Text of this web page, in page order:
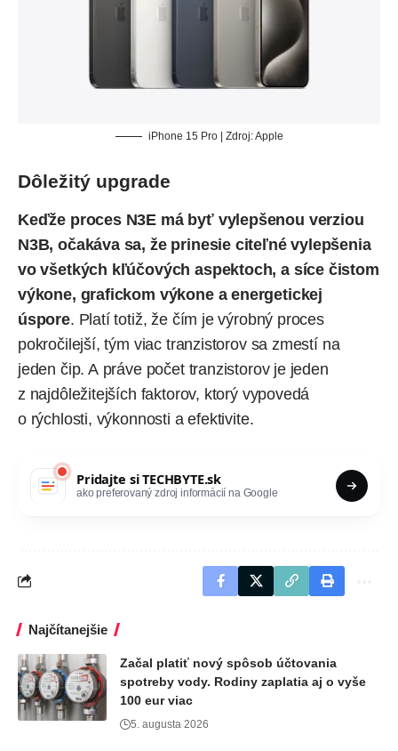
iPhone 15 Pro | Zdroj: Apple
Dôležitý upgrade
Keďže proces N3E má byť vylepšenou verziou
N3B, očakáva sa, že prinesie citeľné vylepšenia
vo všetkých kľúčových aspektoch, a síce čistom
výkone, grafickom výkone a energetickej
úspore. Platí totiž, že čím je výrobný proces
pokročilejší, tým viac tranzistorov sa zmestí na
jeden čip. A práve počet tranzistorov je jeden
z najdôležitejších faktorov, ktorý vypovedá
o rýchlosti, výkonnosti a efektivite.
Pridajte siTECHBYTE.sk
ako preferovaný zdroj informácií na Google
Najčítanejšie
Začal platiť nový spôsob účtovania
spotreby vody. Rodiny zaplatia aj o vyše
100 eur viac
5. augusta 2026